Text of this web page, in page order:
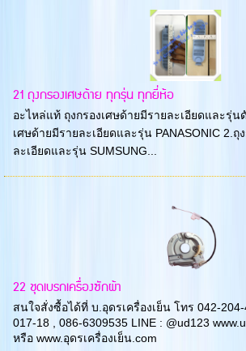
21 ถุงกรองเศษด้าย ทุกรุ่น ทุกยี่ห้อ
อะไหล่แท้ ถุงกรองเศษด้ายมีรายละเอียดและรุ่น
เศษด้ายมีรายละเอียดและรุ่น PANASONIC 2.ถุ
ละเอียดและรุ่น SUMSUNG...
22 ชุดเบรกเครื่องซักผ้า
สนใจสั่งซื้อได้ที่ บ.อุดรเครื่องเย็น โทร 042-
017-18 , 086-6309535 LINE : @ud123
หรือ www.อุดรเครื่องเย็น.com